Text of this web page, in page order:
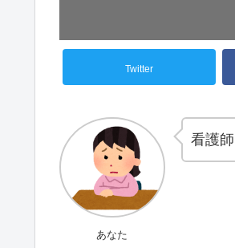
Twitter
あなた
看護